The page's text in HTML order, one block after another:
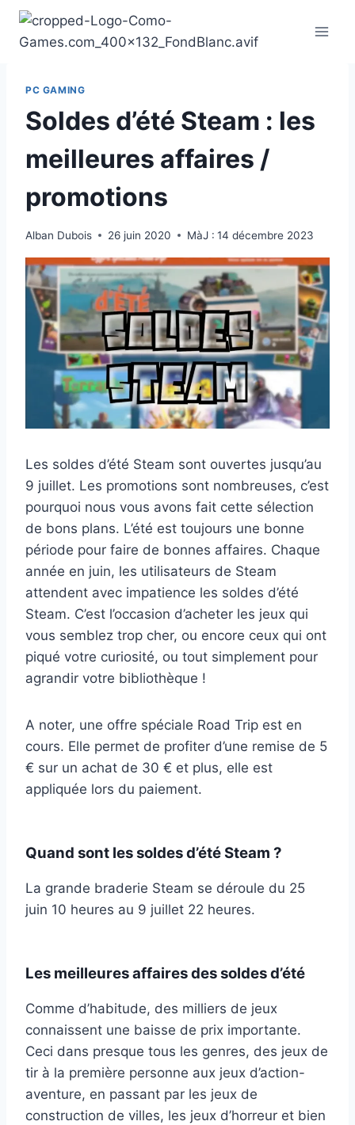
Aller
contenu
PC GAMING
Soldes d’été Steam : les
meilleures affaires /
promotions
Alban Dubois 26 juin 2020 MàJ : 14 décembre 2023
Les soldes d’été Steam sont ouvertes jusqu’au
9 juillet. Les promotions sont nombreuses, c’est
pourquoi nous vous avons fait cette sélection
de bons plans. L’été est toujours une bonne
période pour faire de bonnes affaires. Chaque
année en juin, les utilisateurs de Steam
attendent avec impatience les soldes d’été
Steam. C’est l’occasion d’acheter les jeux qui
vous semblez trop cher, ou encore ceux qui ont
piqué votre curiosité, ou tout simplement pour
agrandir votre bibliothèque !
A noter, une offre spéciale Road Trip est en
cours. Elle permet de profiter d’une remise de 5
€ sur un achat de 30 € et plus, elle est
appliquée lors du paiement.
Quand sont les soldes d’été Steam ?
La grande braderie Steam se déroule du 25
juin 10 heures au 9 juillet 22 heures.
Les meilleures affaires des soldes d’été
Comme d’habitude, des milliers de jeux
connaissent une baisse de prix importante.
Ceci dans presque tous les genres, des jeux de
tir à la première personne aux jeux d’action-
aventure, en passant par les jeux de
construction de villes, les jeux d’horreur et bien